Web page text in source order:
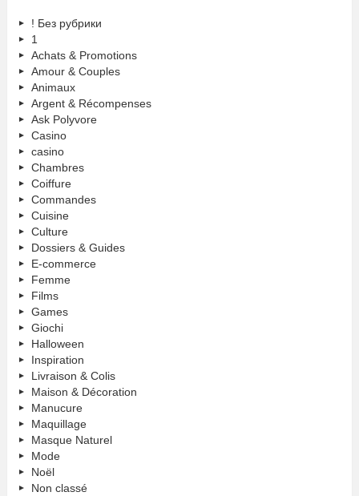
! Без рубрики
1
Achats & Promotions
Amour & Couples
Animaux
Argent & Récompenses
Ask Polyvore
Casino
casino
Chambres
Coiffure
Commandes
Cuisine
Culture
Dossiers & Guides
E-commerce
Femme
Films
Games
Giochi
Halloween
Inspiration
Livraison & Colis
Maison & Décoration
Manucure
Maquillage
Masque Naturel
Mode
Noël
Non classé